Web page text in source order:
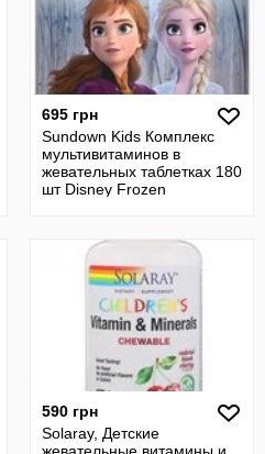
695 грн
Sundown Kids Комплекс
мультивитаминов в
жевательных таблетках 180
шт Disney Frozen
590 грн
Solaray, Детские